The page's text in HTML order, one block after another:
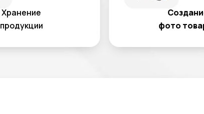
Хранение
продукции
фото